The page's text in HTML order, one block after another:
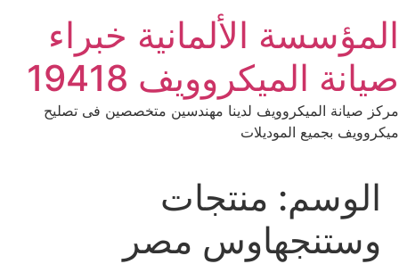
content
المؤسسة الألمانية خبراء
صيانة الميكروويف 19418
مركز صيانة الميكروويف لدينا مهندسين متخصصين فى تصليح
ميكروويف بجميع الموديلات
الوسم: منتجات
وستنجهاوس مصر